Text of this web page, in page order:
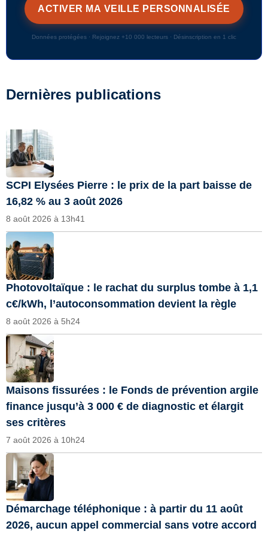
Données protégées · Rejoignez +10 000 lecteurs · Désinscription en 1 clic
Dernières publications
SCPI Elysées Pierre : le prix de la part baisse de
16,82 % au 3 août 2026
8 août 2026 à 13h41
Photovoltaïque : le rachat du surplus tombe à 1,1
c€/kWh, l’autoconsommation devient la règle
8 août 2026 à 5h24
Maisons fissurées : le Fonds de prévention argile
finance jusqu’à 3 000 € de diagnostic et élargit
ses critères
7 août 2026 à 10h24
Démarchage téléphonique : à partir du 11 août
2026, aucun appel commercial sans votre accord